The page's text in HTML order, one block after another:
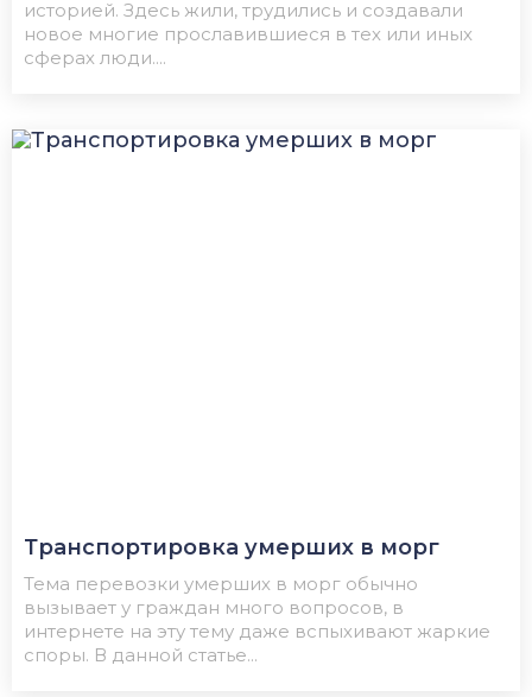
историей. Здесь жили, трудились и создавали
новое многие прославившиеся в тех или иных
сферах люди....
Транспортировка умерших в морг
Тема перевозки умерших в морг обычно
вызывает у граждан много вопросов, в
интернете на эту тему даже вспыхивают жаркие
споры. В данной статье...